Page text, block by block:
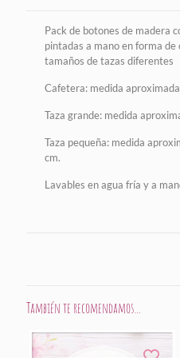
Pack de botones de madera
pintadas a mano en forma
tamaños de tazas diferentes
Cafetera: medida
Taza grande: medida
Taza pequeña: medida
cm.
Lavables en agua fría y a
También te recomendamos…